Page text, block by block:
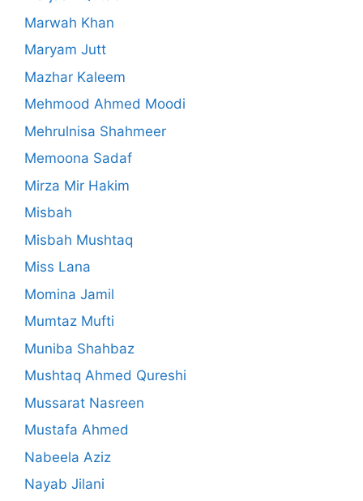
Marwah Khan
Maryam Jutt
Mazhar Kaleem
Mehmood Ahmed Moodi
Mehrulnisa Shahmeer
Memoona Sadaf
Mirza Mir Hakim
Misbah
Misbah Mushtaq
Miss Lana
Momina Jamil
Mumtaz Mufti
Muniba Shahbaz
Mushtaq Ahmed Qureshi
Mussarat Nasreen
Mustafa Ahmed
Nabeela Aziz
Nayab Jilani